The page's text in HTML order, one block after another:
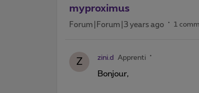
myproximus
Forum|Forum|3 years ago 1
Z zini.d Apprenti
Bonjour,